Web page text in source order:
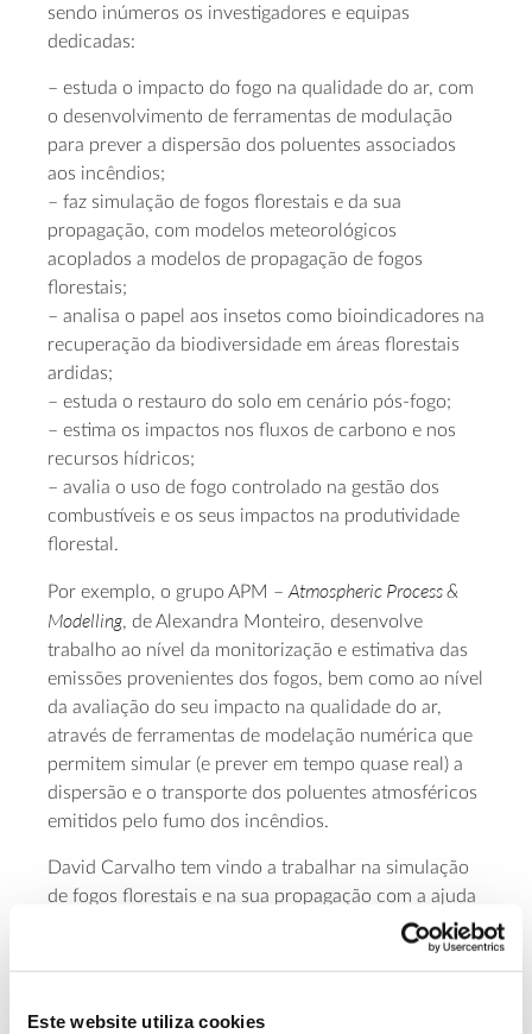
Este website utiliza cookies
sendo inúmeros os investigadores e equipas
dedicadas:
– estuda o impacto do fogo na qualidade do ar, com
o desenvolvimento de ferramentas de modulação
para prever a dispersão dos poluentes associados
aos incêndios;
– faz simulação de fogos florestais e da sua
propagação, com modelos meteorológicos
acoplados a modelos de propagação de fogos
florestais;
– analisa o papel aos insetos como bioindicadores na
recuperação da biodiversidade em áreas florestais
ardidas;
– estuda o restauro do solo em cenário pós-fogo;
– estima os impactos nos fluxos de carbono e nos
recursos hídricos;
– avalia o uso de fogo controlado na gestão dos
combustíveis e os seus impactos na produtividade
florestal.
Por exemplo, o grupo APM – Atmospheric Process &
Modelling, de Alexandra Monteiro, desenvolve
trabalho ao nível da monitorização e estimativa das
emissões provenientes dos fogos, bem como ao nível
da avaliação do seu impacto na qualidade do ar,
através de ferramentas de modelação numérica que
permitem simular (e prever em tempo quase real) a
dispersão e o transporte dos poluentes atmosféricos
emitidos pelo fumo dos incêndios.
David Carvalho tem vindo a trabalhar na simulação
de fogos florestais e na sua propagação com a ajuda
de modelos meteorológicos acoplados a modelos de
propagação de fogos florestais. Como existe uma
condições atmosféricas, a ignição e propagação de